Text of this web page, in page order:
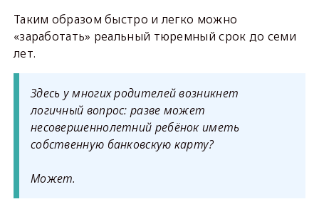
Таким образом быстро и легко можно
«заработать» реальный тюремный срок до семи
лет.
Здесь у многих родителей возникнет
логичный вопрос: разве может
несовершеннолетний ребёнок иметь
собственную банковскую карту?
Может.